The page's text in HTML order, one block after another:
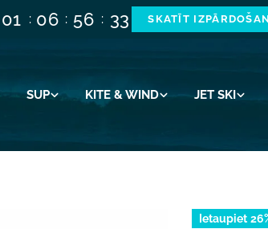
01 06 56 32 SKATĪT
SUP KITE & WIND JET SKI
Ietaupiet